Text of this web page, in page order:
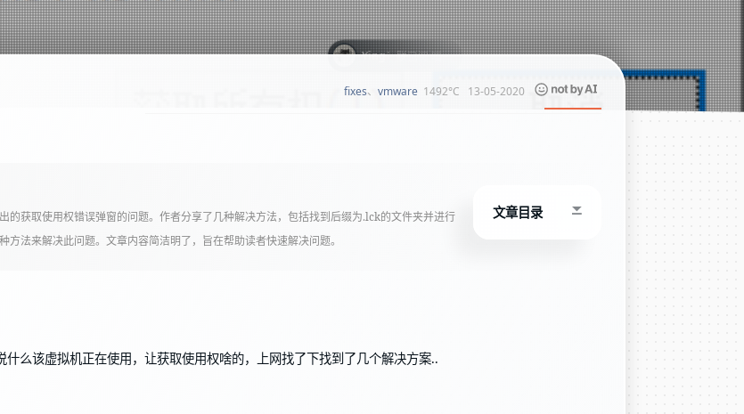
Ying：朕已阅 喵~
fixes、vmware 1492°C 13-05-2020
文章目录
获取使用权错误弹窗的问题。作者分享了几种解决方法，包括找到后缀为.lck的文件夹并进行
法来解决此问题。文章内容简洁明了，旨在帮助读者快速解决问题。
什么该虚拟机正在使用，让获取使用权啥的，上网找了下找到了几个解决方案..